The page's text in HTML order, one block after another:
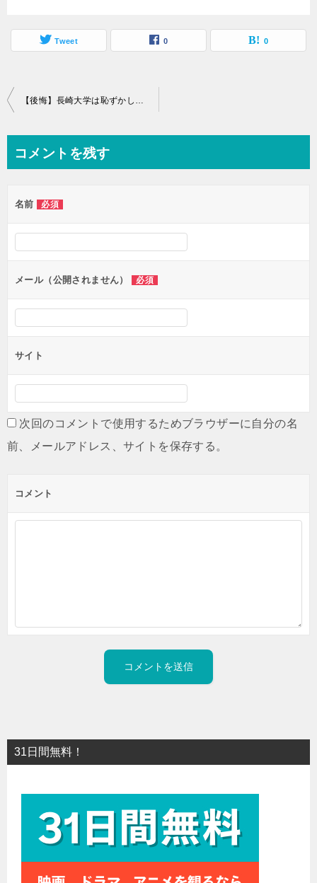
Tweet 0 0
投
ビ
ー
シ
ン
【後悔】長崎大学は恥ずかしい？やばいと言われる３つの理由と評判から進学に向いてる人の特徴を考察
コメントを残す
名前 必須
メール（公開されません） 必須
サイト
次回のコメントで使用するためブラウザーに自分の名
前、メールアドレス、サイトを保存する。
コメント
31日間無料！